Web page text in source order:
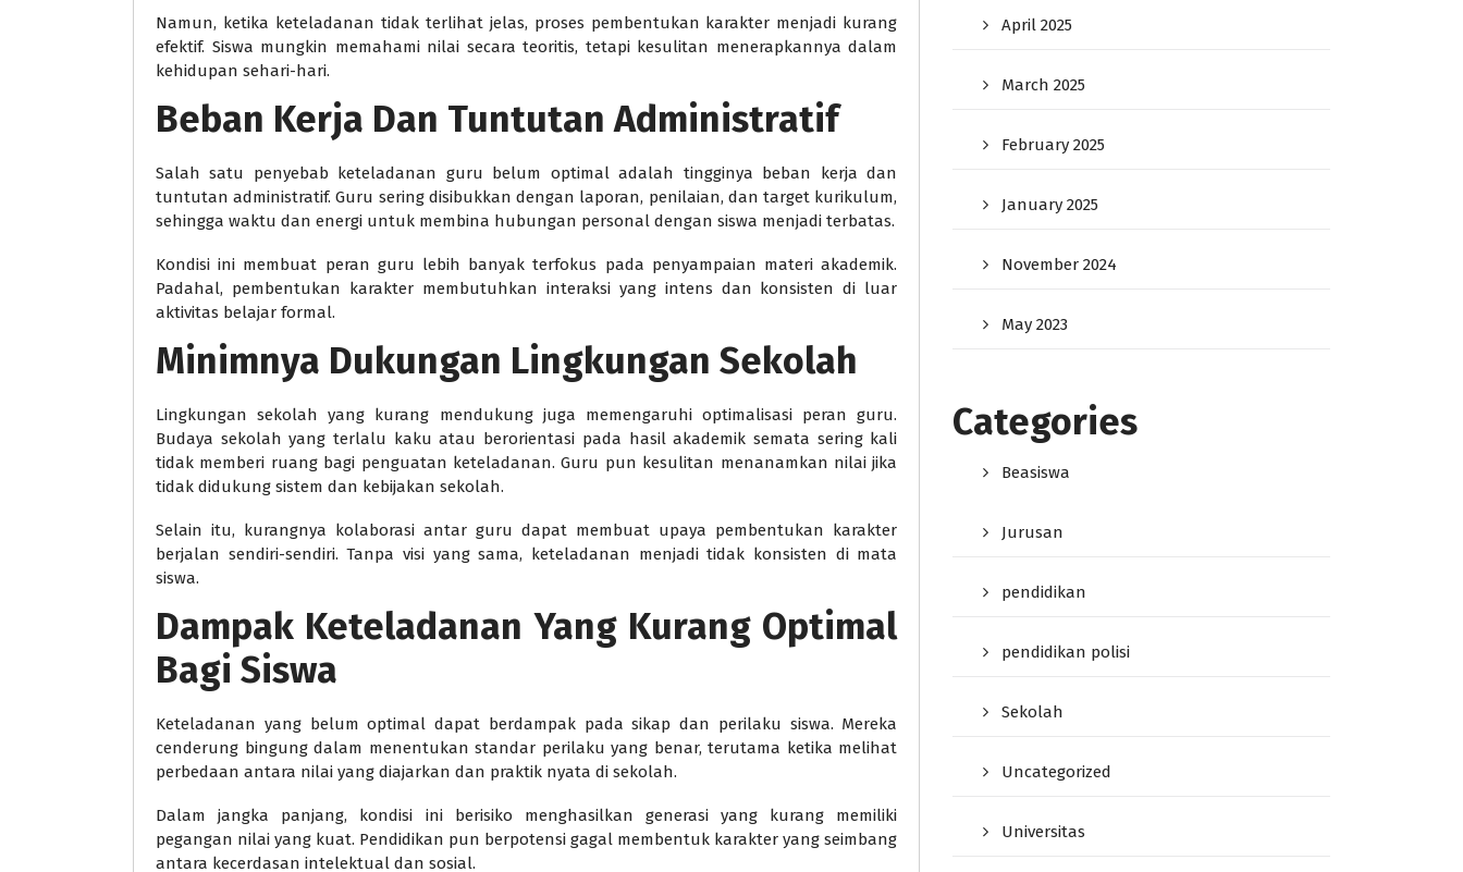
Namun, ketika keteladanan tidak terlihat jelas, proses pembentukan karakter menjadi kurang
efektif. Siswa mungkin memahami nilai secara teoritis, tetapi kesulitan menerapkannya dalam
kehidupan sehari-hari.
Beban Kerja Dan Tuntutan Administratif
Salah satu penyebab keteladanan guru belum optimal adalah tingginya beban kerja dan
tuntutan administratif. Guru sering disibukkan dengan laporan, penilaian, dan target kurikulum,
sehingga waktu dan energi untuk membina hubungan personal dengan siswa menjadi terbatas.
Kondisi ini membuat peran guru lebih banyak terfokus pada penyampaian materi akademik.
Padahal, pembentukan karakter membutuhkan interaksi yang intens dan konsisten di luar
aktivitas belajar formal.
Minimnya Dukungan Lingkungan Sekolah
Lingkungan sekolah yang kurang mendukung juga memengaruhi optimalisasi peran guru.
Budaya sekolah yang terlalu kaku atau berorientasi pada hasil akademik semata sering kali
tidak memberi ruang bagi penguatan keteladanan. Guru pun kesulitan menanamkan nilai jika
tidak didukung sistem dan kebijakan sekolah.
Selain itu, kurangnya kolaborasi antar guru dapat membuat upaya pembentukan karakter
berjalan sendiri-sendiri. Tanpa visi yang sama, keteladanan menjadi tidak konsisten di mata
siswa.
Dampak Keteladanan Yang Kurang Optimal
Bagi Siswa
Keteladanan yang belum optimal dapat berdampak pada sikap dan perilaku siswa. Mereka
cenderung bingung dalam menentukan standar perilaku yang benar, terutama ketika melihat
perbedaan antara nilai yang diajarkan dan praktik nyata di sekolah.
Dalam jangka panjang, kondisi ini berisiko menghasilkan generasi yang kurang memiliki
pegangan nilai yang kuat. Pendidikan pun berpotensi gagal membentuk karakter yang seimbang
antara kecerdasan intelektual dan sosial.
April 2025
March 2025
February 2025
January 2025
November 2024
May 2023
Categories
Beasiswa
Jurusan
pendidikan
pendidikan polisi
Sekolah
Uncategorized
Universitas